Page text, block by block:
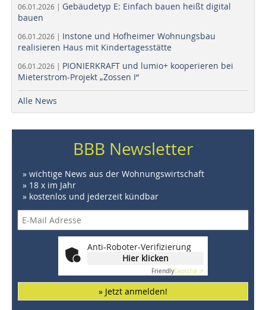
06.01.2026 | Gebäudetyp E: Einfach bauen heißt digital
bauen
06.01.2026 | Instone und Hofheimer Wohnungsbau
realisieren Haus mit Kindertagesstätte
06.01.2026 | PIONIERKRAFT und lumio+ kooperieren bei
Mieterstrom-Projekt „Zossen I“
Alle News
BBB Newsletter
» wichtige News aus der Wohnungswirtschaft
» 18 x im Jahr
» kostenlos und jederzeit kündbar
Anti-Roboter-Verifizierung
Hier klicken
FriendlyCaptcha ⇗
» Jetzt anmelden!